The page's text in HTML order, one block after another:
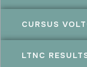
CURSUS
LTNC